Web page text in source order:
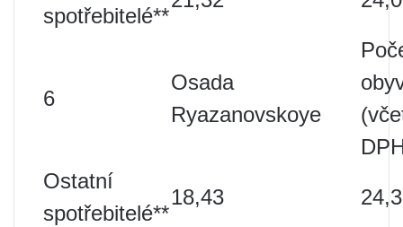
spotřebitelé**
6
Osada
Ryazanovskoye
Ostatní
spotřebitelé**
18,43